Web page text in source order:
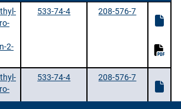
2-
533-74-4 208-576-7
533-74-4 208-576-7